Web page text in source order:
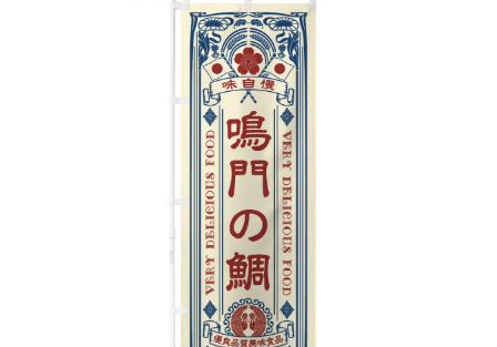
合計金額
カートに入れる
いの規格サイズにつきましてはデザインテン
プレートの用意がありますので、ご購入後マ
イページの「購入履歴」よりダウンロードし
てご利用くださいませ。
お客様自身でオリジナルのサイズで製作する
場合につきましてはご希望の仕上がりサイズ
に対して四辺（すべての辺をプラス10ｍｍ）
したサイズで製作ください。（重要な情報な
どについては仕上がりサイズから四辺内側に
20ｍｍ程度内側の範囲内でデザイン校正して
イン改造や既製デザインに自分たちの団体の
名前入れや会社のロゴなどを挿入するなどの
相談もお請けしております。
当社の既製のぼり旗に対してお客様の任意の
テキストや企業情報・お店情報などを埋め込
むことができます。ご購入時にご希望の店舗
名などをご記載ください。専任のデザイナー
がバッチリデザインします。書体などのご指
もしかしたら左側と上についているよりも右
側と上についていた方が良いと思うかもしれ
風向きを考えながらチチの向きを決めてから
デザインをするとどの方向でデザインをする
と良いかひらめくかもしれません。デザイン
の方向性につきましてはお客様の好みもあり
ますので、見られる方（お客様）ができる限
り反転したデザインをみるよりも正像でみら
れるデザインを提供したいかと思いますので
など）のでサイズの指定につきましてはｍｍ単
位は不可となります。最終的なサイズも多少の
ズレ5ｍｍ程度は起きる可能性があります。
など）のでサイズの指定につきましてはｍｍ単
位は不可となります。最終的なサイズも多少の
ズレ5ｍｍ程度は起きる可能性があります。
生地のふちを大きく棒袋状に縫いこみポール
を通す筒をつくります。ポール自体を包み込
むため、耐久性があがり、デザインがより目
カーブ形状の特殊なのぼり旗にも適合する加
工方法となります。
ハトメ（鳩目）とは、革や布などに開けた穴
生地のふちを大きく棒袋状に縫いこみポール
を通す筒をつくります。ポール自体を包み込
むため、耐久性があがり、デザインがより目
カーブ形状の特殊なのぼり旗にも適合する加
工方法となります。
ハトメ（鳩目）とは、革や布などに開けた穴
のぼり旗の１辺～４辺は折り返し加工されま
すのでその部分のホツレや裂けてしまうこと
を防止する効果があります。
棒袋縫いの場合、補強が無償で付いてきます。
側辺補強縫製
［ +38円 ］
ポンジ（一般）
一般的なのぼり旗の生地はポンジといわれる
厚みが約0.14ｍｍのとても薄い生地を使用し
のぼり旗製作で一番良く使用される生地で
す。生地の厚みが薄く、裏側にインクが浸透
しやすい生地です。